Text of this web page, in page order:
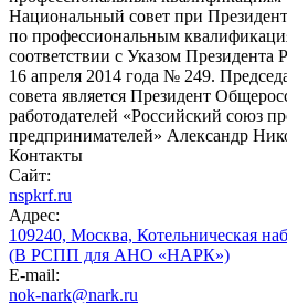
Национальный совет при
по профессиональным
соответствии с Указом Президента
16 апреля 2014 года № 249.
совета является Президент
работодателей «Российский союз
предпринимателей» Александр
Контакты
Сайт:
nspkrf.ru
Адрес:
109240, Москва, Котельническая
(В РСПП для АНО «НАРК»)
E-mail:
nok-nark@nark.ru